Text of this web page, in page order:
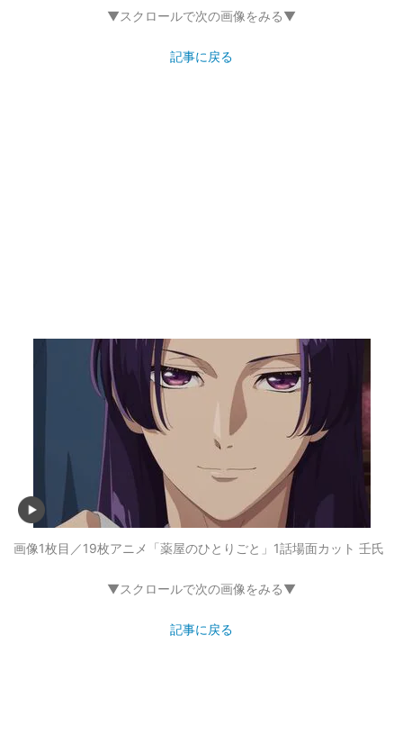
▼スクロールで次の画像をみる▼
記事に戻る
画像1枚目／19枚アニメ「薬屋のひとりごと」1話場面カット 壬氏
▼スクロールで次の画像をみる▼
記事に戻る